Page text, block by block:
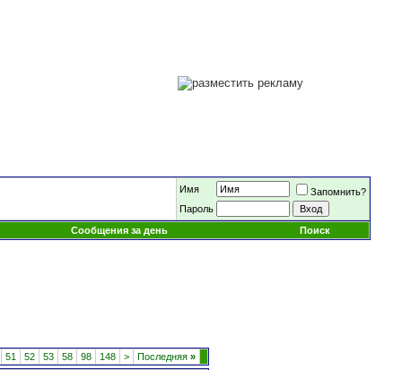
Имя
Запомнить?
Пароль
Сообщения за день
Поиск
51 52 53 58 98 148 > Последняя »